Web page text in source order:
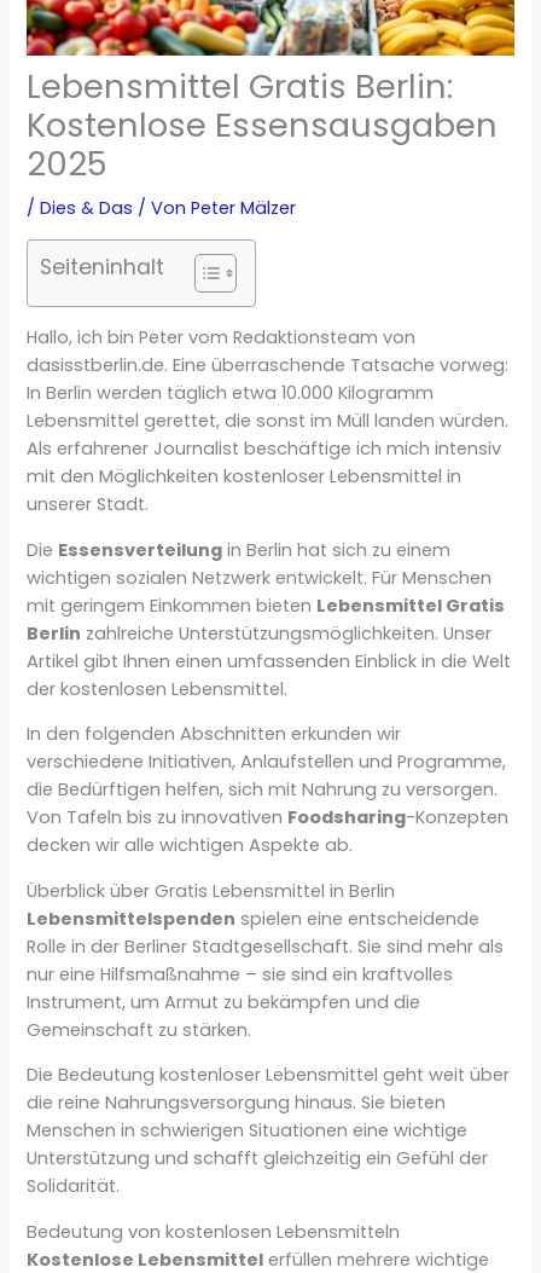
Lebensmittel Gratis Berlin:
Kostenlose Essensausgaben
2025
/Dies & Das / VonPeter Mälzer
Seiteninhalt
Hallo, ich bin Peter vom Redaktionsteam von
dasisstberlin.de. Eine überraschende Tatsache vorweg:
In Berlin werden täglich etwa 10.000 Kilogramm
Lebensmittel gerettet, die sonst im Müll landen würden.
Als erfahrener Journalist beschäftige ich mich intensiv
mit den Möglichkeiten kostenloser Lebensmittel in
unserer Stadt.
Die Essensverteilung in Berlin hat sich zu einem
wichtigen sozialen Netzwerk entwickelt. Für Menschen
mit geringem Einkommen bieten Lebensmittel Gratis
Berlin zahlreiche Unterstützungsmöglichkeiten. Unser
Artikel gibt Ihnen einen umfassenden Einblick in die Welt
der kostenlosen Lebensmittel.
In den folgenden Abschnitten erkunden wir
verschiedene Initiativen, Anlaufstellen und Programme,
die Bedürftigen helfen, sich mit Nahrung zu versorgen.
Von Tafeln bis zu innovativen Foodsharing-Konzepten
decken wir alle wichtigen Aspekte ab.
Überblick über Gratis Lebensmittel in Berlin
Lebensmittelspenden spielen eine entscheidende
Rolle in der Berliner Stadtgesellschaft. Sie sind mehr als
nur eine Hilfsmaßnahme – sie sind ein kraftvolles
Instrument, um Armut zu bekämpfen und die
Gemeinschaft zu stärken.
Die Bedeutung kostenloser Lebensmittel geht weit über
die reine Nahrungsversorgung hinaus. Sie bieten
Menschen in schwierigen Situationen eine wichtige
Unterstützung und schafft gleichzeitig ein Gefühl der
Solidarität.
Bedeutung von kostenlosen Lebensmitteln
Kostenlose Lebensmittel erfüllen mehrere wichtige